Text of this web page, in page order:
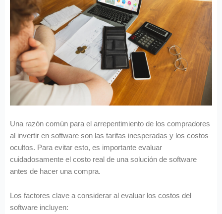
Una razón común para el arrepentimiento de los compradores
al invertir en software son las tarifas inesperadas y los costos
ocultos. Para evitar esto, es importante evaluar
cuidadosamente el costo real de una solución de software
antes de hacer una compra.
Los factores clave a considerar al evaluar los costos del
software incluyen: